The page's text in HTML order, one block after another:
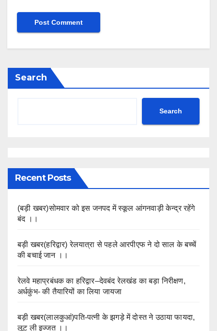
Search
Search
Recent Posts
(बड़ी खबर)सोमवार को इस जनपद में स्कूल आंगनवाड़ी केन्द्र रहेंगे
बंद ।।
बड़ी खबर(हरिद्वार) रेलयात्रा से पहले आरपीएफ ने दो साल के बच्चें
की बचाई जान ।।
रेलवे महाप्रबंधक का हरिद्वार–देवबंद रेलखंड का बड़ा निरीक्षण,
अर्धकुंभ- की तैयारियों का लिया जायजा
बड़ी खबर(लालकुआं)पति-पत्नी के झगड़े में दोस्त ने उठाया फायदा,
लूट ली इज्जत ।।